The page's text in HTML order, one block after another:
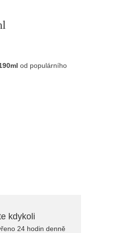
od populárního
kdykoli
24 hodin denně